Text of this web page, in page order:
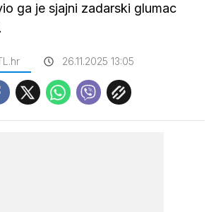
ga je sjajni zadarski glumac
26.11.2025 13:05